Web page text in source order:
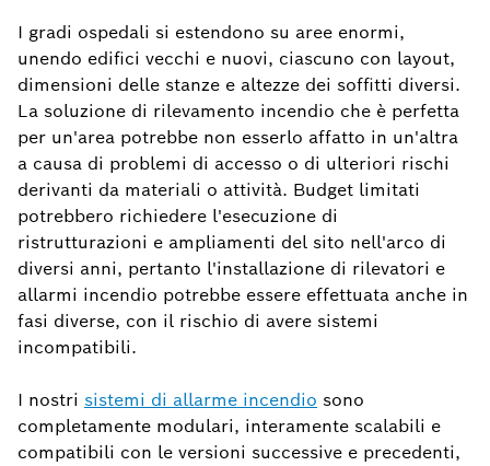
I gradi ospedali si estendono su aree enormi,
unendo edifici vecchi e nuovi, ciascuno con layout,
dimensioni delle stanze e altezze dei soffitti diversi.
La soluzione di rilevamento incendio che è perfetta
per un'area potrebbe non esserlo affatto in un'altra
a causa di problemi di accesso o di ulteriori rischi
derivanti da materiali o attività. Budget limitati
potrebbero richiedere l'esecuzione di
ristrutturazioni e ampliamenti del sito nell'arco di
diversi anni, pertanto l'installazione di rilevatori e
allarmi incendio potrebbe essere effettuata anche in
fasi diverse, con il rischio di avere sistemi
incompatibili.
I nostri sistemi di allarme incendio sono
completamente modulari, interamente scalabili e
compatibili con le versioni successive e precedenti,